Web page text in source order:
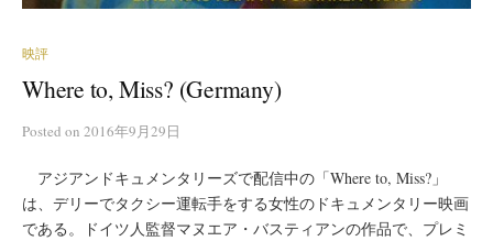
映評
Where to, Miss? (Germany)
Posted on 2016年9月29日
アジアンドキュメンタリーズで配信中の「Where to, Miss?」
は、デリーでタクシー運転手をする女性のドキュメンタリー映画
である。ドイツ人監督マヌエア・バスティアンの作品で、プレミ